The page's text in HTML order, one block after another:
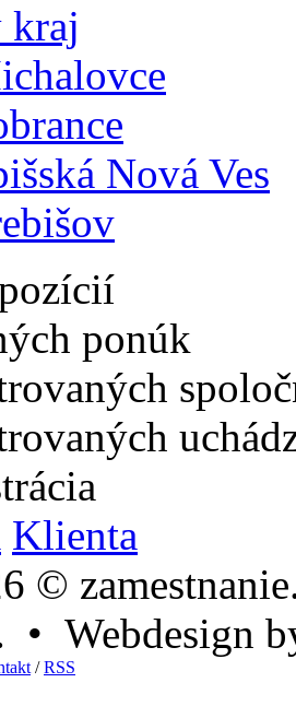
kraj
Nová Ves
ponúk
Klienta
©
• Webdesign
/RSS